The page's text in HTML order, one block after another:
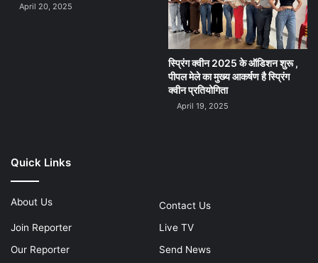
April 20, 2025
स्प्रिंग क्वीन 2025 के ऑडिशन शुरू ,
पीपल मेले का मुख्य आकर्षण है स्प्रिंग
क्वीन प्रतियोगिता
April 19, 2025
Quick Links
About Us
Contact Us
Join Reporter
Live TV
Our Reporter
Send News